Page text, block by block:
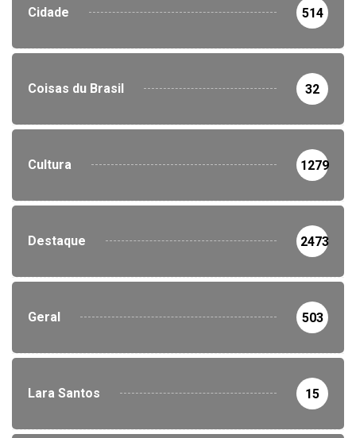
Cidade 514
Coisas du Brasil 32
Cultura 1279
Destaque 2473
Geral 503
Lara Santos 15